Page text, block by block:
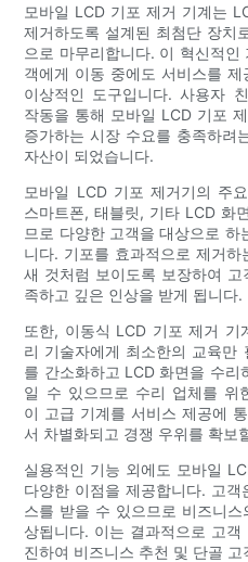
모바일 LCD 기포 제거 기계는
제거하도록 설계된 최첨단 장치
으로 마무리합니다. 이 혁신적
객에게 이동 중에도 서비스를
이상적인 도구입니다. 사용자
작동을 통해 모바일 LCD 기포
증가하는 시장 수요를 충족하려
자산이 되었습니다.
모바일 LCD 기포 제거기의 주
스마트폰, 태블릿, 기타 LCD 화
므로 다양한 고객을 대상으로
니다. 기포를 효과적으로 제거
새 것처럼 보이도록 보장하여
족하고 깊은 인상을 받게 됩니다.
또한, 이동식 LCD 기포 제거 기
리 기술자에게 최소한의 교육만
를 간소화하고 LCD 화면을 수
일 수 있으므로 수리 업체를 위
이 고급 기계를 서비스 제공에
서 차별화되고 경쟁 우위를 확보
실용적인 기능 외에도 모바일
다양한 이점을 제공합니다. 고
스를 받을 수 있으므로 비즈니
상됩니다. 이는 결과적으로 고
진하여 비즈니스 추천 및 단골